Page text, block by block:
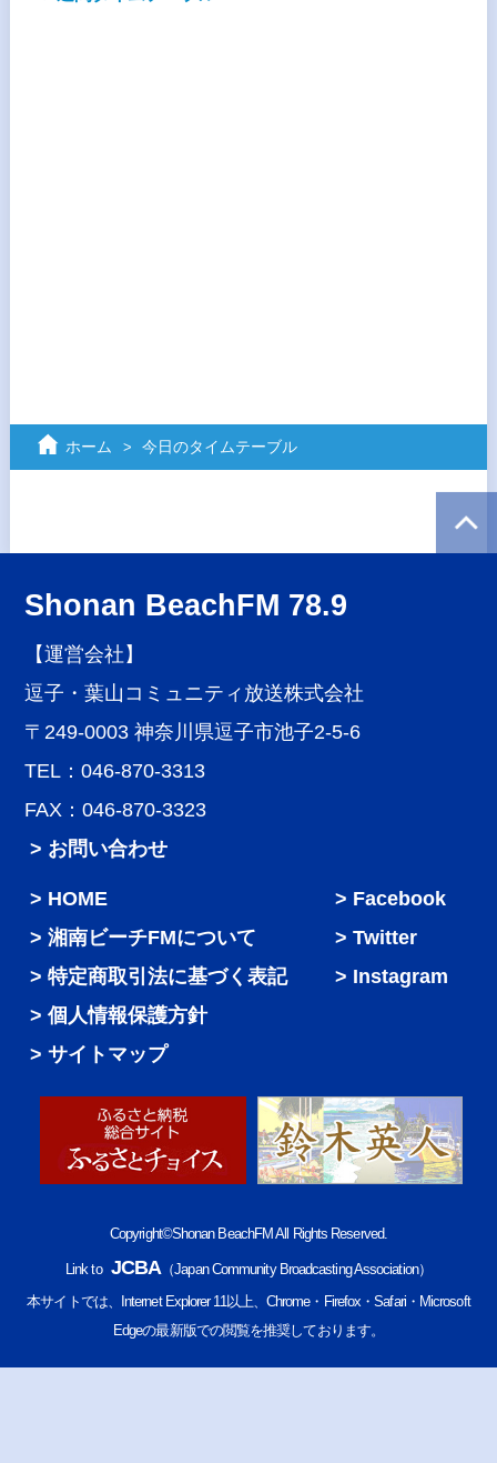
ホーム 今日のタイムテーブル
Shonan BeachFM 78.9
【運営会社】
逗子・葉山コミュニティ放送株式会社
〒249-0003 神奈川県逗子市池子2-5-6
TEL：046-870-3313
FAX：046-870-3323
> お問い合わせ
HOME
湘南ビーチFMについて
特定商取引法に基づく表記
個人情報保護方針
サイトマップ
Facebook
Twitter
Instagram
Copyright©Shonan BeachFM All Rights Reserved.
Link to JCBA（Japan Community Broadcasting Association）
本サイトでは、Internet Explorer 11以上、Chrome・Firefox・Safari・Microsoft
Edgeの最新版での閲覧を推奨しております。